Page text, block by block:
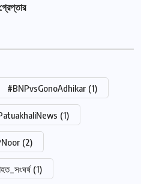
#BNPvsGonoAdhikar (1)
(1)
(2)
(1)